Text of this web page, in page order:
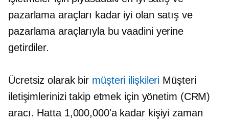
pazarlama araçları kadar iyi olan satış ve
pazarlama araçlarıyla bu vaadini yerine
getirdiler.
Ücretsiz olarak bir müşteri ilişkileri Müşteri
iletişimlerinizi takip etmek için yönetim (CRM)
aracı. Hatta 1,000,000'a kadar kişiyi zaman